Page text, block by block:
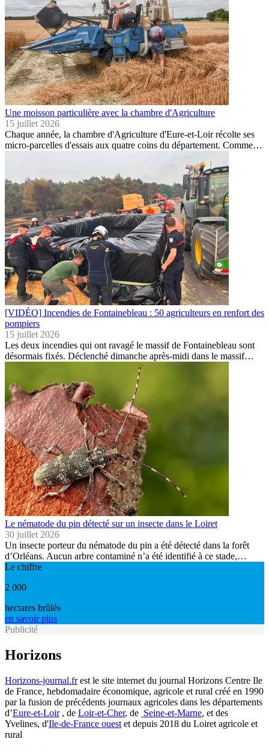
Une moisson particulière avec la chambre d'Agriculture
15 juillet 2026
Chaque année, la chambre d'Agriculture d'Eure-et-Loir récolte ses
micro-parcelles d'essais aux quatre coins du département. Comme…
[VIDÉO] Incendies de Fontainebleau : 50 agriculteurs en renfort des
pompiers
15 juillet 2026
Les deux incendies qui ont ravagé le massif de Fontainebleau sont
désormais fixés. Déclenché dimanche après-midi dans le massif…
Le nématode du pin détecté sur un insecte dans le Loiret
30 juillet 2026
Un insecte porteur du nématode du pin a été détecté dans la forêt
d’Orléans. Aucun arbre contaminé n’a été identifié à ce stade,…
Le chiffre
2 000
hectares brûlés
en savoir plus
Publicité
Horizons
Horizons-journal.frest le site internet du journal Horizons Centre Ile
de France, hebdomadaire économique, agricole et rural créé en 1990
par la fusion de précédents journaux agricoles dans les départements
d’Eure-et-Loir, de Loir-et-Cher, de Seine-et-Marne, et des
Yvelines, d'Ile-de-France ouest et depuis 2018 du Loiret agricole et
rural